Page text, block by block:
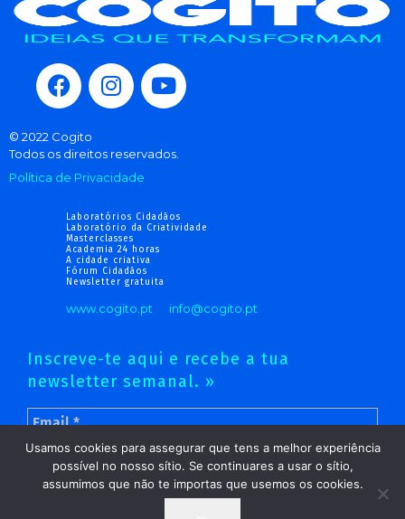
© 2022 Cogito
Todos os direitos reservados.
Política de Privacidade
Laboratórios Cidadãos
Laboratório da Criatividade
Masterclasses
Academia 24 horas
A cidade criativa
Fórum Cidadãos
Newsletter gratuita
www.cogito.pt info@cogito.pt
Inscreve-te aqui e recebe a tua
newsletter semanal. »
Usamos cookies para assegurar que tens a melhor experiência
possível no nosso sítio. Se continuares a usar o sítio,
assumimos que não te importas que usemos os cookies.